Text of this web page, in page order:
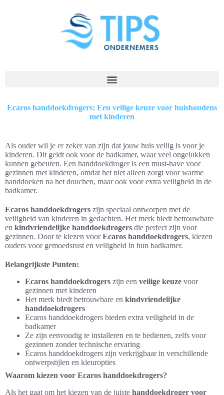
Ecaros handdoekdrogers: Een veilige keuze voor huishoudens
met kinderen
Als ouder wil je er zeker van zijn dat jouw huis veilig is voor je
kinderen. Dit geldt ook voor de badkamer, waar veel ongelukken
kunnen gebeuren. Een handdoekdroger is een must-have voor
gezinnen met kinderen, omdat het niet alleen zorgt voor warme
handdoeken na het douchen, maar ook voor extra veiligheid in de
badkamer.
Ecaros handdoekdrogers zijn speciaal ontworpen met de
veiligheid van kinderen in gedachten. Het merk biedt betrouwbare
en kindvriendelijke handdoekdrogers die perfect zijn voor
gezinnen. Door te kiezen voorEcaros handdoekdrogers, kiezen
ouders voor gemoedsrust en veiligheid in hun badkamer.
Belangrijkste Punten:
Ecaros handdoekdrogers zijn een veilige keuze voor
gezinnen met kinderen
Het merk biedt betrouwbare en kindvriendelijke
handdoekdrogers
Ecaros handdoekdrogers bieden extra veiligheid in de
badkamer
Ze zijn eenvoudig te installeren en te bedienen, zelfs voor
gezinnen zonder technische ervaring
Ecaros handdoekdrogers zijn verkrijgbaar in verschillende
ontwerpstijlen en kleuropties
Waarom kiezen voor Ecaros handdoekdrogers?
Als het gaat om het kiezen van de juiste handdoekdroger voor